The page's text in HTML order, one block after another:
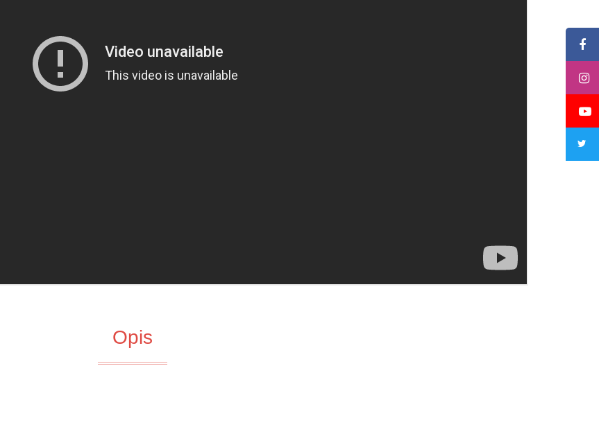
Opis